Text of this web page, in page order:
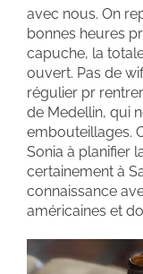
avec nous. On
bonnes heures
capuche, la
ouvert. Pas de
régulier pr
de Medellin, qui
embouteillages.
Sonia à planifier
certainement à
connaissance
américaines et